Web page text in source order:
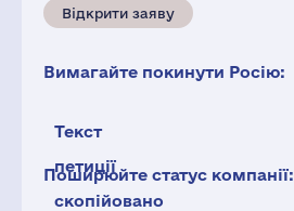
Відкрити заяву
Вимагайте покинути Росію:
Текст
петиції
скопійовано
Поширюйте статус компанії: